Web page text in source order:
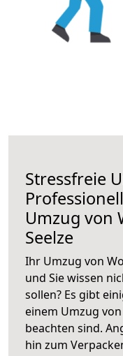
Stressfreie
Umzug von
Seelze
Ihr Umzug von
und Sie wissen
sollen? Es gibt
einem Umzug
beachten sind.
hin zum